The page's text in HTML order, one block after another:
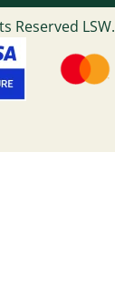
Reserved LSW.